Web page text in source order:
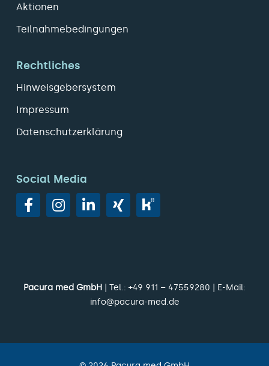
Aktionen
Teilnahmebedingungen
Rechtliches
Hinweisgebersystem
Impressum
Datenschutzerklärung
Social Media
Pacura med GmbH | Tel.: +49 911 – 47559280 | E-Mail:
info@pacura-med.de